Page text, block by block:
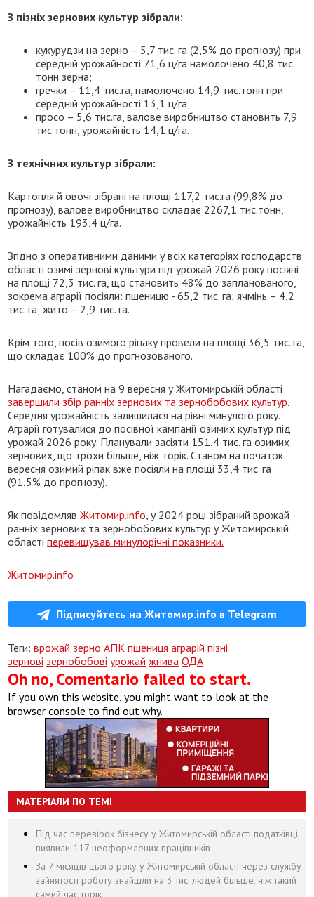
З пізніх зернових культур зібрали:
кукурудзи на зерно – 5,7 тис. га (2,5% до прогнозу) при
середній урожайності 71,6 ц/га намолочено 40,8 тис.
тонн зерна;
гречки – 11,4 тис.га, намолочено 14,9 тис.тонн при
середній урожайності 13,1 ц/га;
просо – 5,6 тис.га, валове виробництво становить 7,9
тис.тонн, урожайність 14,1 ц/га.
З технічних культур зібрали:
Картопля й овочі зібрані на площі 117,2 тис.га (99,8% до
прогнозу), валове виробництво складає 2267,1 тис.тонн,
урожайність 193,4 ц/га.
Згідно з оперативними даними у всіх категоріях господарств
області озимі зернові культури під урожай 2026 року посіяні
на площі 72,3 тис. га, що становить 48% до запланованого,
зокрема аграрії посіяли: пшеницю - 65,2 тис. га; ячмінь – 4,2
тис. га; жито – 2,9 тис. га.
Крім того, посів озимого ріпаку провели на площі 36,5 тис. га,
що складає 100% до прогнозованого.
Нагадаємо, станом на 9 вересня у Житомирській області
завершили збір ранніх зернових та зернобобових культур.
Середня урожайність залишилася на рівні минулого року.
Аграрії готувалися до посівної кампанії озимих культур під
урожай 2026 року. Планували засіяти 151,4 тис. га озимих
зернових, що трохи більше, ніж торік. Станом на початок
вересня озимий ріпак вже посіяли на площі 33,4 тис. га
(91,5% до прогнозу).
Як повідомлявЖитомир.info , у 2024 році зібраний врожай
ранніх зернових та зернобобових культур у Житомирській
областіперевищував минулорічні показники.
Житомир.info
Підписуйтесь на Житомир.info в Telegram
Теги:врожай зерно АПК пшениця аграрій пізні
зернові зернобобові урожай жнива ОДА
Oh no, Comentario failed to start.
If you own this website, you might want to look at the
browser console to find out why.
МАТЕРІАЛИ ПО ТЕМІ
Під час перевірок бізнесу у Житомирській області податківці
виявили 117 неоформлених працівників
За 7 місяців цього року у Житомирській області через службу
зайнятості роботу знайшли на 3 тис. людей більше, ніж такий
самий час торік